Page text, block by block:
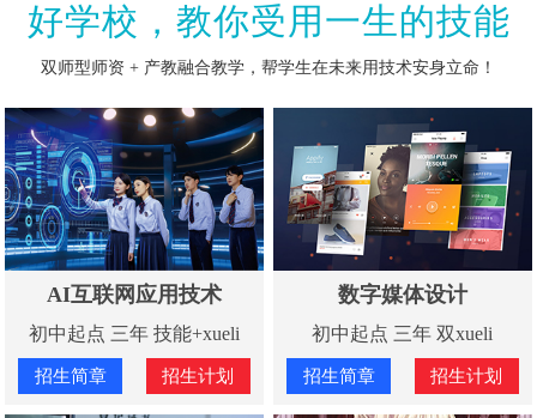
好学校，教你受用一生的技能
双师型师资 + 产教融合教学，帮学生在未来用技术安身立命！
AI互联网应用技术
初中起点 三年 技能+xueli
招生简章 招生计划
数字媒体设计
初中起点 三年 双xueli
招生简章 招生计划